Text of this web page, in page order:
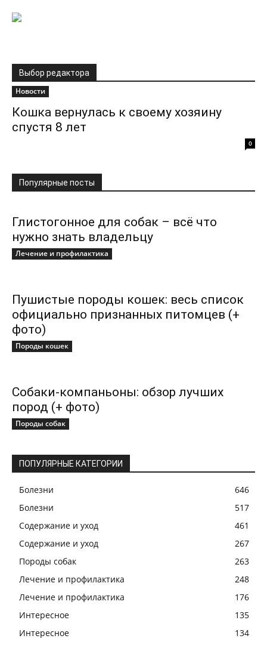
Выбор редактора
Новости
Кошка вернулась к своему хозяину
спустя 8 лет
0
Популярные посты
Глистогонное для собак – всё что
нужно знать владельцу
Лечение и профилактика
Пушистые породы кошек: весь список
официально признанных питомцев (+
фото)
Породы кошек
Собаки-компаньоны: обзор лучших
пород (+ фото)
Породы собак
ПОПУЛЯРНЫЕ КАТЕГОРИИ
Болезни
646
Болезни
517
Содержание и уход
461
Содержание и уход
267
Породы собак
263
Лечение и профилактика
248
Лечение и профилактика
176
Интересное
135
Интересное
134